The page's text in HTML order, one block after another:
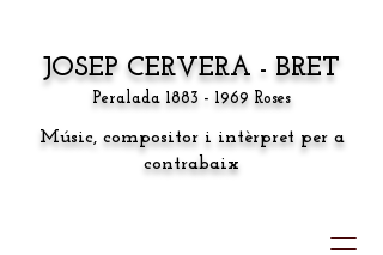
JOSEP CERVERA - BRET
Peralada 1883 - 1969 Roses
Músic, compositor i intèrpret per a
contrabaix